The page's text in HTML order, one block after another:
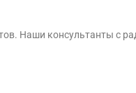
Наши консультанты с